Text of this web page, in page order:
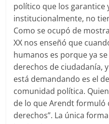
político que los garantice
institucionalmente, no
Como se ocupó de
XX nos enseñó que
humanos es porque ya
derechos de ciudadanía,
está demandando es el
comunidad política.
de lo que Arendt formuló
derechos”. La única